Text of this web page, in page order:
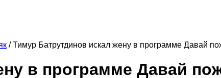
/Тимур Батрутдинов искал жену в программе Давай
в программе Давай